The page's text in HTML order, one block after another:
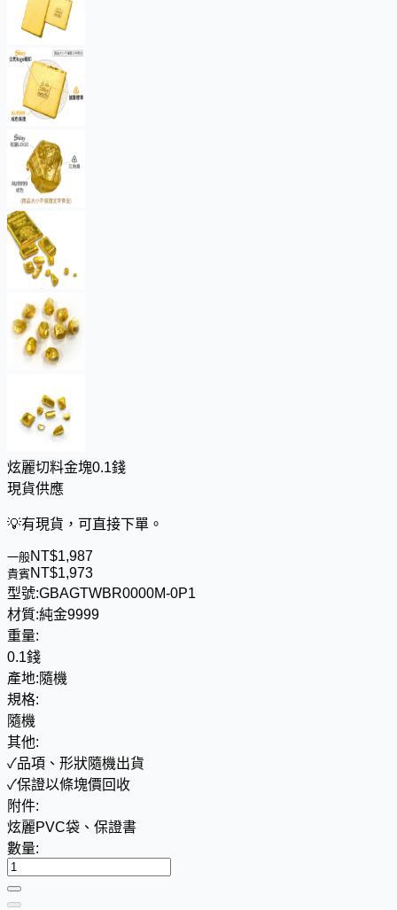
炫麗切料金塊0.1錢
現貨供應
💡有現貨，可直接下單。
一般NT$1,987
貴賓 NT$1,973
型號:GBAGTWBR0000M-0P1
材質:純金9999
重量:
0.1錢
產地:隨機
規格:
隨機
其他:
✓品項、形狀隨機出貨
✓保證以條塊價回收
附件:
炫麗PVC袋、保證書
數量: